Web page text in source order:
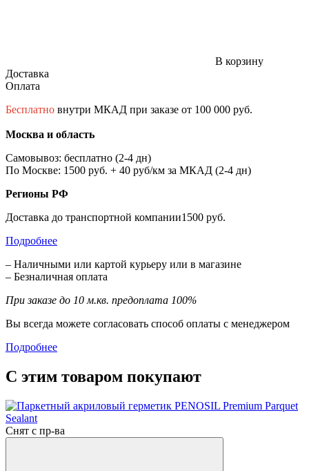
В корзину
Доставка
Оплата
Бесплатно внутри МКАД при заказе от 100 000 руб.
Москва и область
Самовывоз: бесплатно (2-4 дн)
По Москве: 1500 руб. + 40 руб/км за МКАД (2-4 дн)
Регионы РФ
Доставка до транспортной компании1500 руб.
Подробнее
– Наличными или картой курьеру или в магазине
– Безналичная оплата
При заказе до 10 м.кв. предоплата 100%
Вы всегда можете согласовать способ оплаты с менеджером
Подробнее
С этим товаром покупают
Снят с пр-ва